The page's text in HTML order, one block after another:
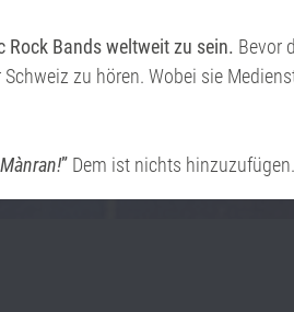
Rock Bands weltweit zu sein. Bevor
zu hören. Wobei sie
” Dem ist nichts